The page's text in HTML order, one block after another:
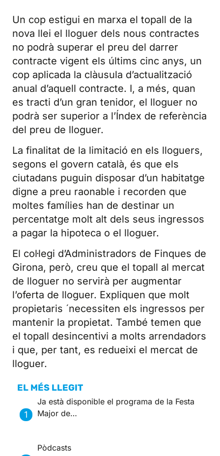
Un cop estigui en marxa el topall de la
nova llei el lloguer dels nous contractes
no podrà superar el preu del darrer
contracte vigent els últims cinc anys, un
cop aplicada la clàusula d’actualització
anual d’aquell contracte. I, a més, quan
es tracti d’un gran tenidor, el lloguer no
podrà ser superior a l’Índex de referència
del preu de lloguer.
La finalitat de la limitació en els lloguers,
segons el govern català, és que els
ciutadans puguin disposar d’un habitatge
digne a preu raonable i recorden que
moltes famílies han de destinar un
percentatge molt alt dels seus ingressos
a pagar la hipoteca o el lloguer.
El col·legi d’Administradors de Finques de
Girona, però, creu que el topall al mercat
de lloguer no servirà per augmentar
l’oferta de lloguer. Expliquen que molt
propietaris ´necessiten els ingressos per
mantenir la propietat. També temen que
el topall desincentivi a molts arrendadors
i que, per tant, es redueixi el mercat de
lloguer.
EL MÉS LLEGIT
Ja està disponible el programa de la Festa
Major de…
Pòdcasts